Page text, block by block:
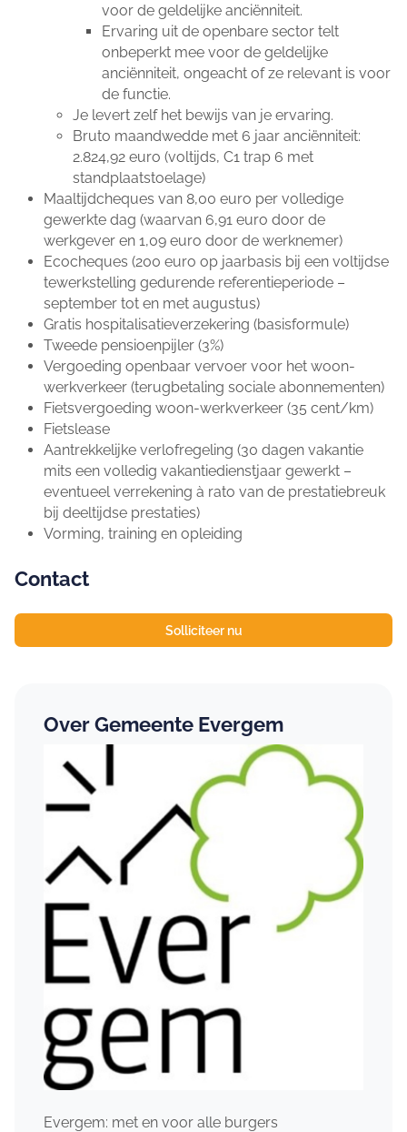
voor de geldelijke anciënniteit.
Ervaring uit de openbare sector telt
onbeperkt mee voor de geldelijke
anciënniteit, ongeacht of ze relevant is voor
de functie.
Je levert zelf het bewijs van je ervaring.
Bruto maandwedde met 6 jaar anciënniteit:
2.824,92 euro (voltijds, C1 trap 6 met
standplaatstoelage)
Maaltijdcheques van 8,00 euro per volledige
gewerkte dag (waarvan 6,91 euro door de
werkgever en 1,09 euro door de werknemer)
Ecocheques (200 euro op jaarbasis bij een voltijdse
tewerkstelling gedurende referentieperiode –
september tot en met augustus)
Gratis hospitalisatieverzekering (basisformule)
Tweede pensioenpijler (3%)
Vergoeding openbaar vervoer voor het woon-
werkverkeer (terugbetaling sociale abonnementen)
Fietsvergoeding woon-werkverkeer (35 cent/km)
Fietslease
Aantrekkelijke verlofregeling (30 dagen vakantie
mits een volledig vakantiedienstjaar gewerkt –
eventueel verrekening à rato van de prestatiebreuk
bij deeltijdse prestaties)
Vorming, training en opleiding
Contact
Solliciteer nu
Over Gemeente Evergem
Evergem: met en voor alle burgers